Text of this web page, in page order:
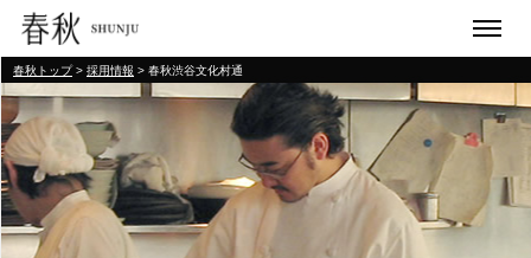
春秋トップ> 採用情報 > 春秋渋谷文化村通